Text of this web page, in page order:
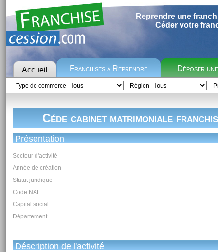
Reprendre une
Céder votre
Accueil Franchises à Reprendre Déposer
Type de commerce Région
Céde cabinet matrimoniale
Présentation
Secteur d'activité
Année de création
Statut juridique
Code NAF
Capital social
Département
Déscription de l'activité